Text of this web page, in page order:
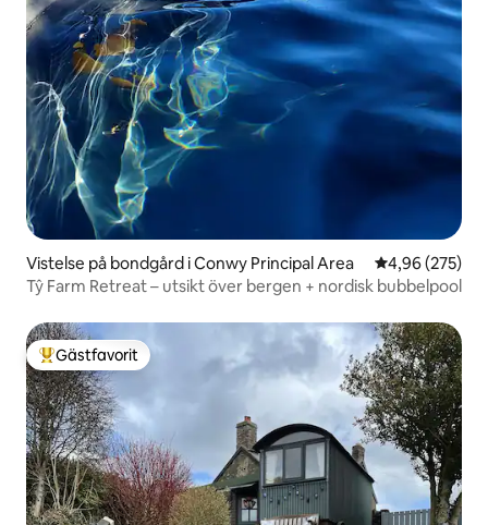
Vistelse på bondgård i Conwy Principal Area 4,96 av 5 i
4,96 (275)
Tŷ Farm Retreat – utsikt över bergen + nordisk bubbelpool
Populär gästfavorit
Gästfavorit